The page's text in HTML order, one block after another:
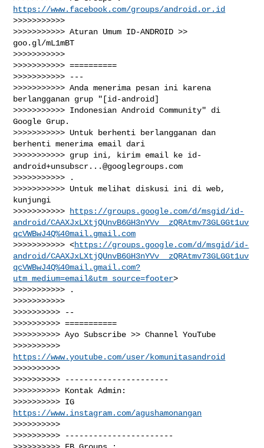
https://www.facebook.com/groups/android.or.id
>>>>>>>>>>>
>>>>>>>>>>> Aturan Umum ID-ANDROID >>
goo.gl/mL1mBT
>>>>>>>>>>>
>>>>>>>>>>> ==========
>>>>>>>>>>> ---
>>>>>>>>>>> Anda menerima pesan ini karena
berlangganan grup "[id-android]
>>>>>>>>>>> Indonesian Android Community" di
Google Grup.
>>>>>>>>>>> Untuk berhenti berlangganan dan
berhenti menerima email dari
>>>>>>>>>>> grup ini, kirim email ke id-
android+unsubscr...@googlegroups.com
>>>>>>>>>>> .
>>>>>>>>>>> Untuk melihat diskusi ini di web,
kunjungi
>>>>>>>>>>>
https://groups.google.com/d/msgid/id-
android/CAAXJxLXtjQUnvB6GH3nYVv__zQRAtmv73GLGGt1uv
qcVWBwJ4Q%40mail.gmail.com
>>>>>>>>>>> <https://groups.google.com/d/msgid/id-
android/CAAXJxLXtjQUnvB6GH3nYVv__zQRAtmv73GLGGt1uv
qcVWBwJ4Q%40mail.gmail.com?
utm_medium=email&utm_source=footer>
>>>>>>>>>>> .
>>>>>>>>>>>
>>>>>>>>>> --
>>>>>>>>>> ===========
>>>>>>>>>> Ayo Subscribe >> Channel YouTube
https://www.youtube.com/user/komunitasandroid
>>>>>>>>>>
>>>>>>>>>> ----------------------
>>>>>>>>>> Kontak Admin:
https://www.instagram.com/agushamonangan
>>>>>>>>>>
>>>>>>>>>> -----------------------